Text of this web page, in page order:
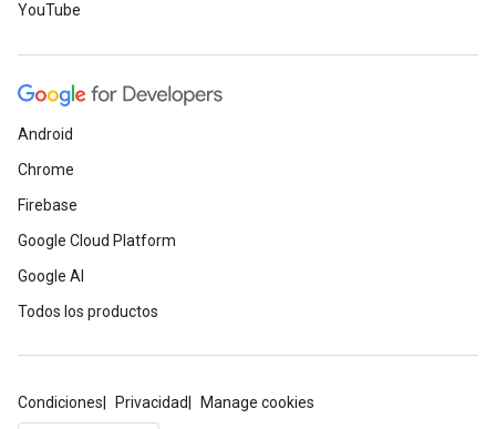
YouTube
Android
Chrome
Firebase
Google Cloud Platform
Google AI
Todos los productos
Condiciones Privacidad Manage cookies